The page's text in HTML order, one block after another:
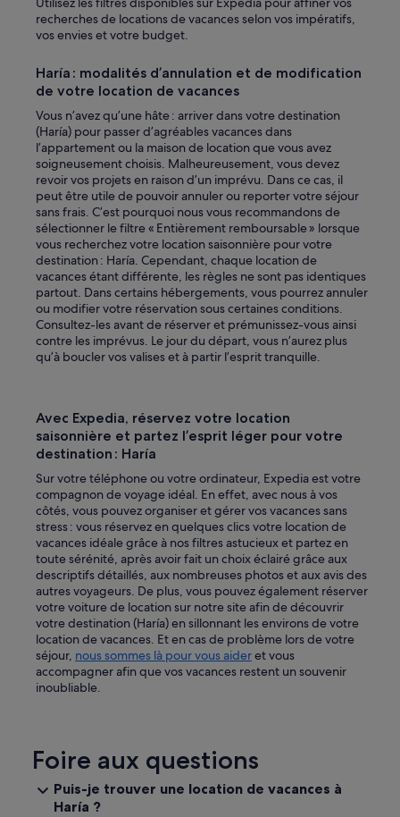
recherches de locations de vacances selon vos impératifs,
vos envies et votre budget.
Haría : modalités d’annulation et de modification
de votre location de vacances
Vous n’avez qu’une hâte : arriver dans votre destination
(Haría) pour passer d’agréables vacances dans
l’appartement ou la maison de location que vous avez
soigneusement choisis. Malheureusement, vous devez
revoir vos projets en raison d’un imprévu. Dans ce cas, il
peut être utile de pouvoir annuler ou reporter votre séjour
sans frais. C’est pourquoi nous vous recommandons de
sélectionner le filtre « Entièrement remboursable » lorsque
vous recherchez votre location saisonnière pour votre
destination : Haría. Cependant, chaque location de
vacances étant différente, les règles ne sont pas identiques
partout. Dans certains hébergements, vous pourrez annuler
ou modifier votre réservation sous certaines conditions.
Consultez-les avant de réserver et prémunissez-vous ainsi
contre les imprévus. Le jour du départ, vous n’aurez plus
qu’à boucler vos valises et à partir l’esprit tranquille.
Avec Expedia, réservez votre location
saisonnière et partez l’esprit léger pour votre
destination : Haría
Sur votre téléphone ou votre ordinateur, Expedia est votre
compagnon de voyage idéal. En effet, avec nous à vos
côtés, vous pouvez organiser et gérer vos vacances sans
stress : vous réservez en quelques clics votre location de
vacances idéale grâce à nos filtres astucieux et partez en
toute sérénité, après avoir fait un choix éclairé grâce aux
descriptifs détaillés, aux nombreuses photos et aux avis des
autres voyageurs. De plus, vous pouvez également réserver
votre voiture de location sur notre site afin de découvrir
votre destination (Haría) en sillonnant les environs de votre
location de vacances. Et en cas de problème lors de votre
séjour, nous sommes là pour vous aideret vous
accompagner afin que vos vacances restent un souvenir
inoubliable.
Foire aux questions
Puis-je trouver une location de vacances à
Haría ?